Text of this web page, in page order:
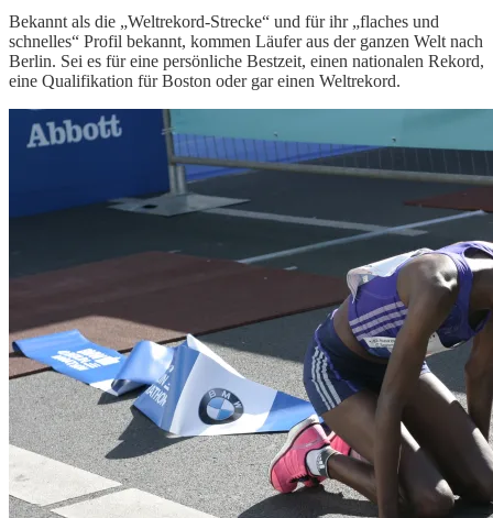
Bekannt als die „Weltrekord-Strecke“ und für ihr „flaches und
schnelles“ Profil bekannt, kommen Läufer aus der ganzen Welt nach
Berlin. Sei es für eine persönliche Bestzeit, einen nationalen Rekord,
eine Qualifikation für Boston oder gar einen Weltrekord.